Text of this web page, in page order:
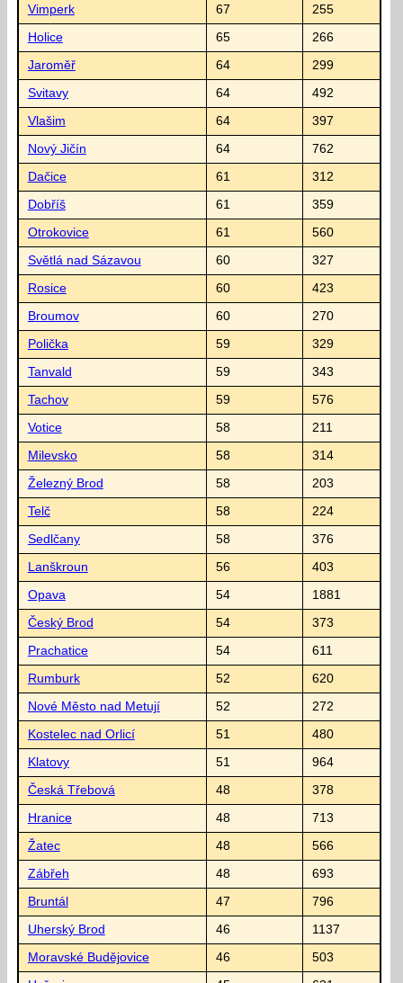
Vimperk 67 255
Holice 65 266
Jaroměř 64 299
Svitavy 64 492
Vlašim 64 397
Nový Jičín 64 762
Dačice 61 312
Dobříš 61 359
Otrokovice 61 560
Světlá nad Sázavou 60 327
Rosice 60 423
Broumov 60 270
Polička 59 329
Tanvald 59 343
Tachov 59 576
Votice 58 211
Milevsko 58 314
Železný Brod 58 203
Telč 58 224
Sedlčany 58 376
Lanškroun 56 403
Opava 54 1881
Český Brod 54 373
Prachatice 54 611
Rumburk 52 620
Nové Město nad Metují 52 272
Kostelec nad Orlicí 51 480
Klatovy 51 964
Česká Třebová 48 378
Hranice 48 713
Žatec 48 566
Zábřeh 48 693
Bruntál 47 796
Uherský Brod 46 1137
Moravské Budějovice 46 503